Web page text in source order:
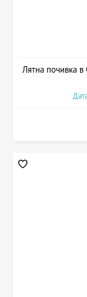
Лятна почивка